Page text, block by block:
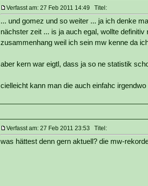
Verfasst am: 27 Feb 2011 14:49 Titel:
... und gomez und so weiter ... ja ich denke
nächster zeit ... is ja auch egal, wollte
zusammenhang weil ich sein mw kenne da
aber kern war eigtl, dass ja so ne statistik
cielleicht kann man die auch einfahc
Verfasst am: 27 Feb 2011 23:53 Titel:
was hättest denn gern aktuell? die mw-